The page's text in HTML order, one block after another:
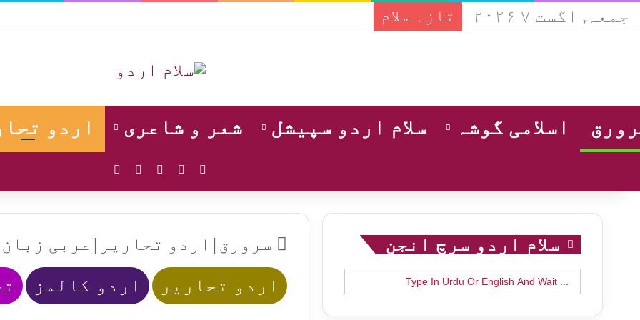
جمعہ, اگست ۷ ۲۰۲۶ تازہ سلام
اسلامی گوشہ سلام اردو سپیشل شعر و شاعری اردو
Facebook
YouTube
Instagram
سرورق | اردو تحاریر | عربی زبان
اردو تحاریر اردو کالمز
سلام اردو سرچ انجن
Search
for: